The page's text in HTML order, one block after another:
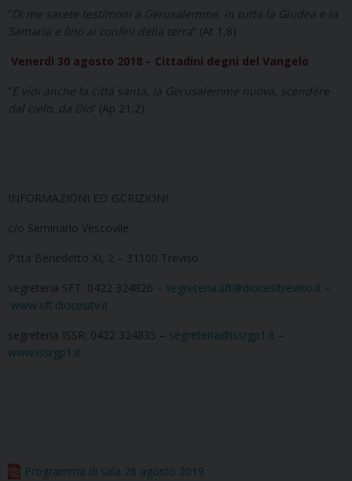
“Di me sarete testimoni a Gerusalemme, in tutta la Giudea e la
Samaria e fino ai confini della terra” (At 1,8)
Venerdì 30 agosto 2018 – Cittadini degni del Vangelo
“E vidi anche la città santa, la Gerusalemme nuova, scendere
dal cielo, da Dio” (Ap 21,2)
INFORMAZIONI ED ISCRIZIONI
c/o Seminario Vescovile
P.tta Benedetto XI, 2 – 31100 Treviso
segreteria SFT: 0422 324826 – segreteria.sft@diocesitreviso.it –
www.sft.diocesitv.it
segreteria ISSR: 0422 324835 – segreteria@issrgp1.it –
www.issrgp1.it
Programma di sala 28 agosto 2019